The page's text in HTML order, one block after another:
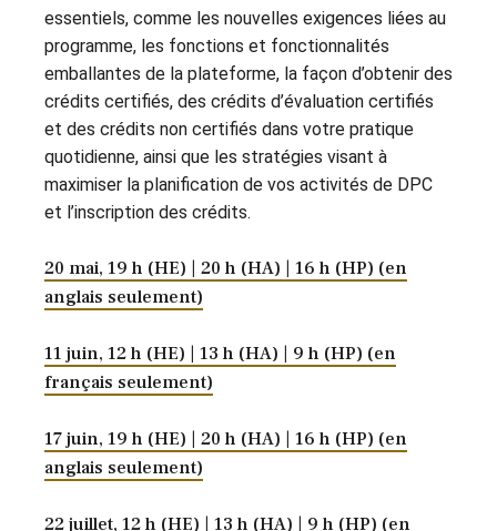
essentiels, comme les nouvelles exigences liées au
programme, les fonctions et fonctionnalités
emballantes de la plateforme, la façon d’obtenir des
crédits certifiés, des crédits d’évaluation certifiés
et des crédits non certifiés dans votre pratique
quotidienne, ainsi que les stratégies visant à
maximiser la planification de vos activités de DPC
et l’inscription des crédits.
20 mai, 19 h (HE) | 20 h (HA) | 16 h (HP) (en
anglais seulement)
11 juin, 12 h (HE) | 13 h (HA) | 9 h (HP) (en
français seulement)
17 juin, 19 h (HE) | 20 h (HA) | 16 h (HP) (en
anglais seulement)
22 juillet, 12 h (HE) | 13 h (HA) | 9 h (HP) (en